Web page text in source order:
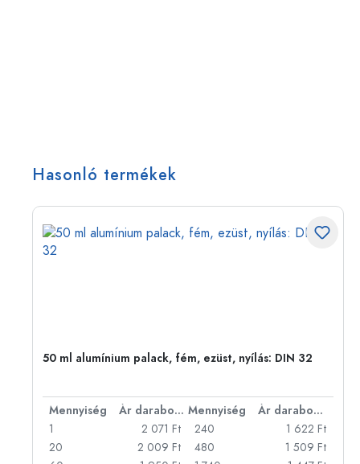
Hasonló termékek
50 ml alumínium palack, fém, ezüst, nyílás: DIN 32
Mennyiség Ár darabonként Mennyiség
Ár darabonként
1
2 071 Ft
20
2 009 Ft
240
1 622 Ft
480
1 509 Ft